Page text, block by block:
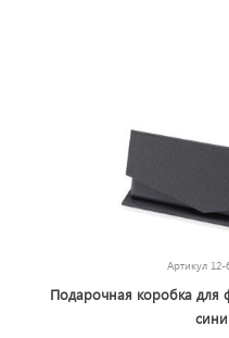
Артикул 12-
Подарочная коробка для